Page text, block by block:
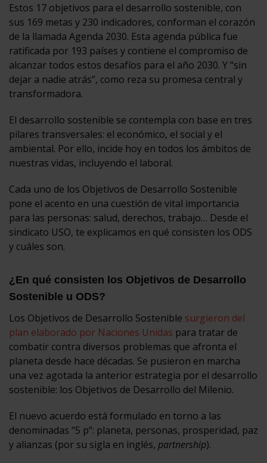
Estos 17 objetivos para el desarrollo sostenible, con
sus 169 metas y 230 indicadores, conforman el corazón
de la llamada Agenda 2030. Esta agenda pública fue
ratificada por 193 países y contiene el compromiso de
alcanzar todos estos desafíos para el año 2030. Y “sin
dejar a nadie atrás”, como reza su promesa central y
transformadora.
El desarrollo sostenible se contempla con base en tres
pilares transversales: el económico, el social y el
ambiental. Por ello, incide hoy en todos los ámbitos de
nuestras vidas, incluyendo el laboral.
Cada uno de los Objetivos de Desarrollo Sostenible
pone el acento en una cuestión de vital importancia
para las personas: salud, derechos, trabajo… Desde el
sindicato USO, te explicamos en qué consisten los ODS
y cuáles son.
¿En qué consisten los Objetivos de Desarrollo
Sostenible u ODS?
Los Objetivos de Desarrollo Sostenible surgieron del
plan elaborado por Naciones Unidas para tratar de
combatir contra diversos problemas que afronta el
planeta desde hace décadas. Se pusieron en marcha
una vez agotada la anterior estrategia por el desarrollo
sostenible: los Objetivos de Desarrollo del Milenio.
El nuevo acuerdo está formulado en torno a las
denominadas “5 p”: planeta, personas, prosperidad, paz
y alianzas (por su sigla en inglés, partnership).